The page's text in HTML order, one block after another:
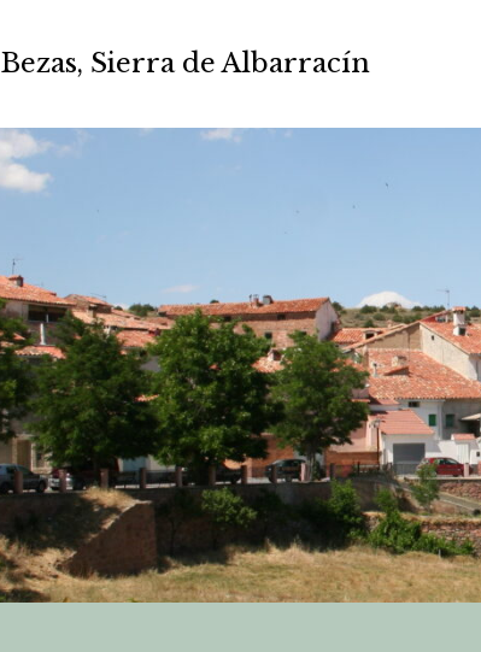
Bezas, Sierra de Albarracín